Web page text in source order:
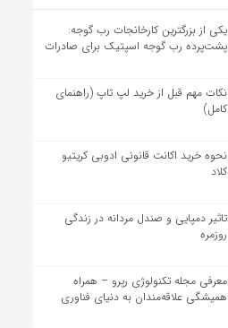
یکی از بزرگترین کارخانجات رب گوجه:
پشت‌پرده رب گوجه اسپتیک برای صادرات
نکات مهم قبل از خرید لپ تاپ (راهنمای
کامل)
نحوه خرید اکانت قانونی ادوبی کریتیو
کلاد
تاثیر دمپایی و صندل مردانه در زندگی
روزمره
معرفی مجله تکنولوژی رپرو – همراه
همیشگی علاقه‌مندان به دنیای فناوری